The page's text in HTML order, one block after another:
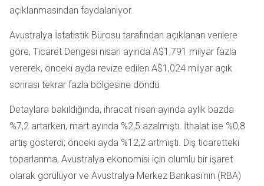
açıklanmasından faydalanıyor.
Avustralya İstatistik Bürosu tarafından açıklanan verilere
göre, Ticaret Dengesi nisan ayında A$1,791 milyar fazla
vererek, önceki ayda revize edilen A$1,024 milyar açık
sonrası tekrar fazla bölgesine döndü.
Detaylara bakıldığında, ihracat nisan ayında aylık bazda
%7,2 artarken, mart ayında %2,5 azalmıştı. İthalat ise %0,8
artış gösterdi; önceki ayda %12,2 artmıştı. Dış ticaretteki
toparlanma, Avustralya ekonomisi için olumlu bir işaret
olarak görülüyor ve Avustralya Merkez Bankası'nın (RBA)